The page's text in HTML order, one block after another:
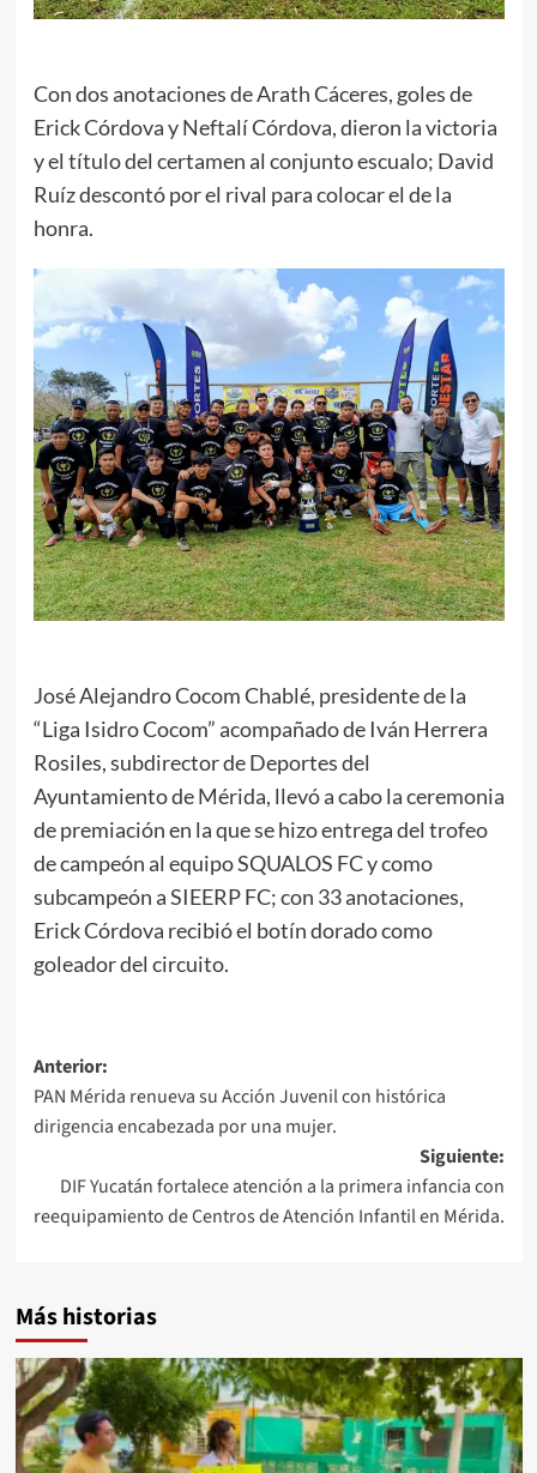
Con dos anotaciones de Arath Cáceres, goles de
Erick Córdova y Neftalí Córdova, dieron la victoria
y el título del certamen al conjunto escualo; David
Ruíz descontó por el rival para colocar el de la
honra.
José Alejandro Cocom Chablé, presidente de la
“Liga Isidro Cocom” acompañado de Iván Herrera
Rosiles, subdirector de Deportes del
Ayuntamiento de Mérida, llevó a cabo la ceremonia
de premiación en la que se hizo entrega del trofeo
de campeón al equipo SQUALOS FC y como
subcampeón a SIEERP FC; con 33 anotaciones,
Erick Córdova recibió el botín dorado como
goleador del circuito.
Navegación
de
entradas
Anterior:
PAN Mérida renueva su Acción Juvenil con histórica
dirigencia encabezada por una mujer.
Siguiente:
DIF Yucatán fortalece atención a la primera infancia con
reequipamiento de Centros de Atención Infantil en Mérida.
Más historias